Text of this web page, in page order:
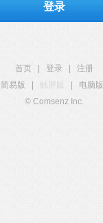
登录
首页 登录
注册
简易版
触屏版 电脑版
© Comsenz Inc.